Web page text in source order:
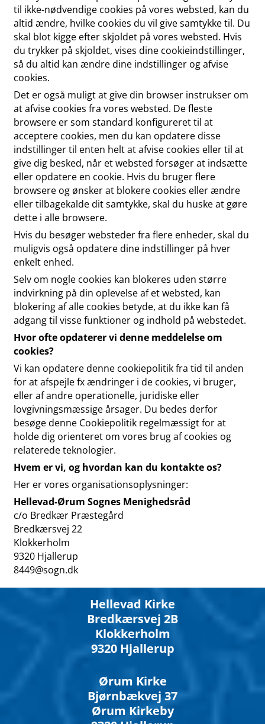
til ikke-nødvendige cookies på vores websted, kan du
altid ændre, hvilke cookies du vil give samtykke til. Du
skal blot kigge efter skjoldet på vores websted. Hvis
du trykker på skjoldet, vises dine cookieindstillinger,
så du altid kan ændre dine indstillinger og afvise
cookies.
Det er også muligt at give din browser instrukser om
at afvise cookies fra vores websted. De fleste
browsere er som standard konfigureret til at
acceptere cookies, men du kan opdatere disse
indstillinger til enten helt at afvise cookies eller til at
give dig besked, når et websted forsøger at indsætte
eller opdatere en cookie. Hvis du bruger flere
browsere og ønsker at blokere cookies eller ændre
eller tilbagekalde dit samtykke, skal du huske at gøre
dette i alle browsere.
Hvis du besøger websteder fra flere enheder, skal du
muligvis også opdatere dine indstillinger på hver
enkelt enhed.
Selv om nogle cookies kan blokeres uden større
indvirkning på din oplevelse af et websted, kan
blokering af alle cookies betyde, at du ikke kan få
adgang til visse funktioner og indhold på webstedet.
Hvor ofte opdaterer vi denne meddelelse om
cookies?
Vi kan opdatere denne cookiepolitik fra tid til anden
for at afspejle fx ændringer i de cookies, vi bruger,
eller af andre operationelle, juridiske eller
lovgivningsmæssige årsager. Du bedes derfor
besøge denne Cookiepolitik regelmæssigt for at
holde dig orienteret om vores brug af cookies og
relaterede teknologier.
Hvem er vi, og hvordan kan du kontakte os?
Her er vores organisationsoplysninger:
Hellevad-Ørum Sognes Menighedsråd
c/o Bredkær Præstegård
Bredkærsvej 22
Klokkerholm
9320 Hjallerup
8449@sogn.dk
Hellevad Kirke
Bredkærsvej 2B
Klokkerholm
9320 Hjallerup
Ørum Kirke
Bjørnbækvej 37
Ørum Kirkeby